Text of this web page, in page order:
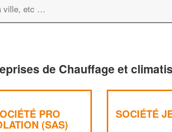
de Chauffage et
PRO
(SAS)
SOCIÉTÉ